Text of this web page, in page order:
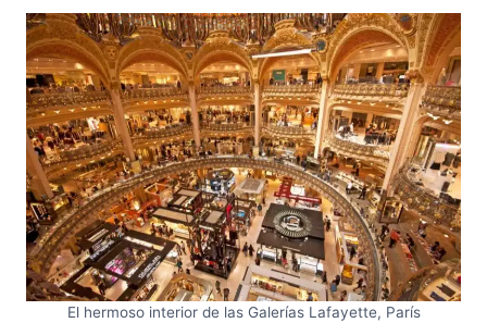
El hermoso interior de las Galerías Lafayette, París